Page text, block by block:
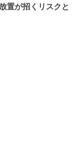
置が招くリスクと